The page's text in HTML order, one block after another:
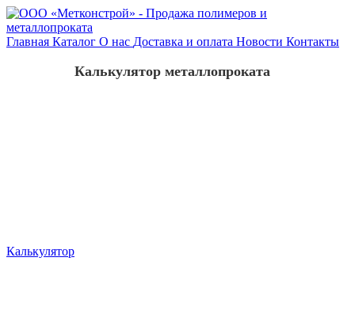
Главная Каталог О нас Доставка и оплата Новости Контакты
Калькулятор
Калькулятор металлопроката